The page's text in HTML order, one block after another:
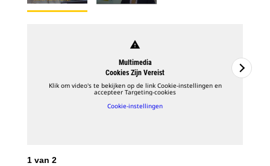
warning
Multimedia
Cookies Zijn Vereist
Klik om video's te bekijken op de link Cookie-instellingen en
accepteer Targeting-cookies
Cookie-instellingen
1 van 2